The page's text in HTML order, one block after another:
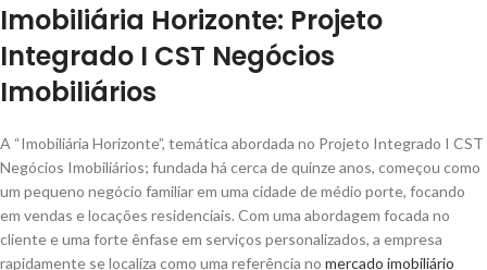
Imobiliária Horizonte: Projeto
Integrado I CST Negócios
Imobiliários
A “Imobiliária Horizonte”, temática abordada no Projeto Integrado I CST
Negócios Imobiliários; fundada há cerca de quinze anos, começou como
um pequeno negócio familiar em uma cidade de médio porte, focando
em vendas e locações residenciais. Com uma abordagem focada no
cliente e uma forte ênfase em serviços personalizados, a empresa
rapidamente se localiza como uma referência no mercado imobiliário